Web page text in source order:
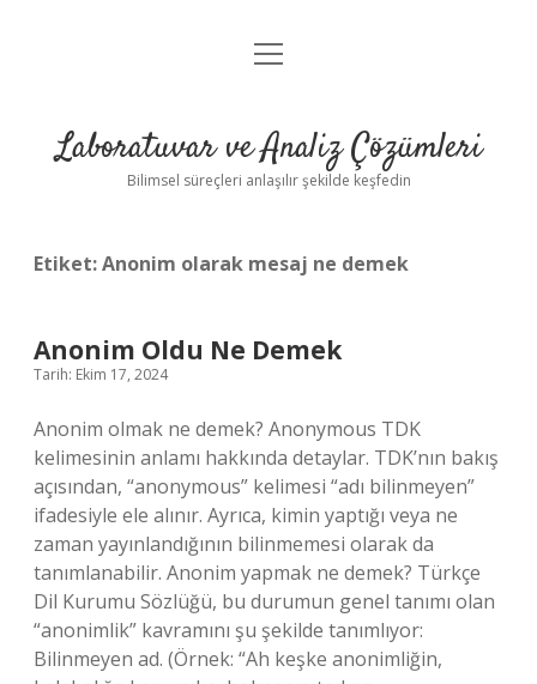
Anasayfa
Yasal Uyarı
menüyü
Laboratuvar ve Analiz Çözümleri
Bilimsel süreçleri anlaşılır şekilde keşfedin
Etiket:Anonim olarak mesaj ne demek
Anonim Oldu Ne Demek
Tarih: Ekim 17, 2024
Anonim olmak ne demek? Anonymous TDK
kelimesinin anlamı hakkında detaylar. TDK’nın bakış
açısından, “anonymous” kelimesi “adı bilinmeyen”
ifadesiyle ele alınır. Ayrıca, kimin yaptığı veya ne
zaman yayınlandığının bilinmemesi olarak da
tanımlanabilir. Anonim yapmak ne demek? Türkçe
Dil Kurumu Sözlüğü, bu durumun genel tanımı olan
“anonimlik” kavramını şu şekilde tanımlıyor:
Bilinmeyen ad. (Örnek: “Ah keşke anonimliğin,